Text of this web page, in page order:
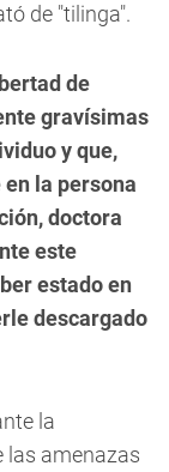
de "tilinga".
de
gravísimas
y que,
la persona
doctora
este
estado en
descargado
la
las amenazas